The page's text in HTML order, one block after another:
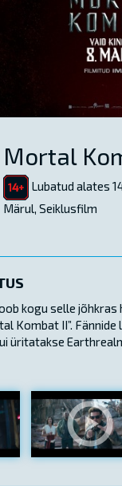
Mortal
Lubatud alates
Märul, Seiklusfilm
kogu selle
Kombat II”.
üritatakse